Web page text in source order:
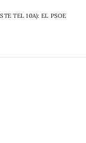
TEL 10A): EL PSOE